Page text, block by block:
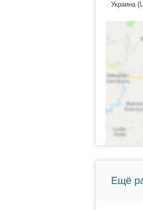
Украина
Ещё